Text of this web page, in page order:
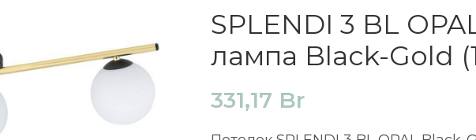
SPLENDI 3 BL
лампа Black-Gold
331,17 Br